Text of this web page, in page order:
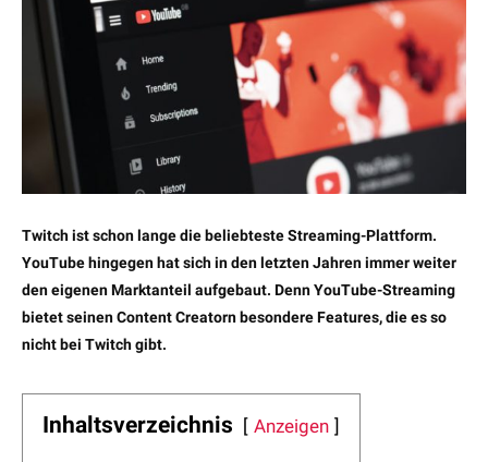
Twitch ist schon lange die beliebteste Streaming-Plattform.
YouTube hingegen hat sich in den letzten Jahren immer weiter
den eigenen Marktanteil aufgebaut. Denn YouTube-Streaming
bietet seinen Content Creatorn besondere Features, die es so
nicht bei Twitch gibt.
Inhaltsverzeichnis Anzeigen